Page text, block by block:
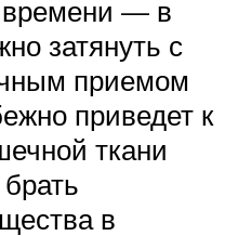
времени — в
затянуть с
приемом
приведет к
ткани
в